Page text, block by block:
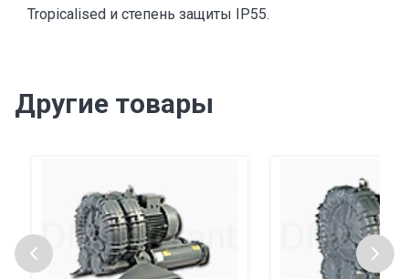
Tropicalised и степень защиты IP55.
Другие товары